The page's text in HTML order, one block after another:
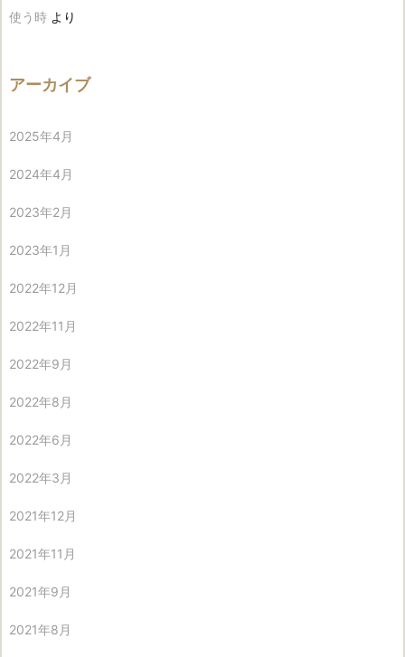
使う時 より
アーカイブ
2025年4月
2024年4月
2023年2月
2023年1月
2022年12月
2022年11月
2022年9月
2022年8月
2022年6月
2022年3月
2021年12月
2021年11月
2021年9月
2021年8月